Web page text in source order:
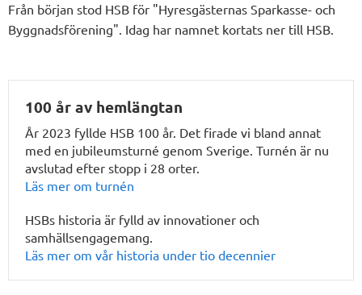
Från början stod HSB för "Hyresgästernas Sparkasse- och
Byggnadsförening". Idag har namnet kortats ner till HSB.
100 år av hemlängtan
År 2023 fyllde HSB 100 år. Det firade vi bland annat
med en jubileumsturné genom Sverige. Turnén är nu
avslutad efter stopp i 28 orter.
Läs mer om turnén
HSBs historia är fylld av innovationer och
samhällsengagemang.
Läs mer om vår historia under tio decennier